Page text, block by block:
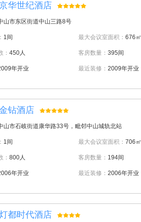
华世纪酒店
山市东区街道中山三路8号
1间 最大会议室面积： 676㎡
： 450人 客房数量： 395间
年开业 最近装修： 2009年开业
钻酒店
山市石岐街道康华路33号，毗邻中山城轨北站
1间 最大会议室面积： 706㎡
： 800人 客房数量： 194间
年开业 最近装修： 2006年开业
都时代酒店